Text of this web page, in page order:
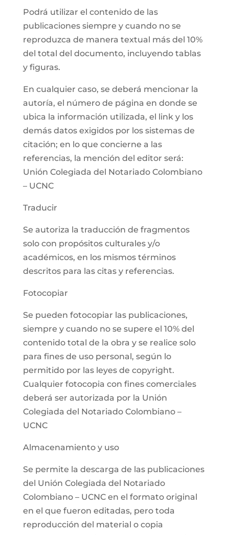
Podrá utilizar el contenido de las
publicaciones siempre y cuando no se
reproduzca de manera textual más del 10%
del total del documento, incluyendo tablas
y figuras.
En cualquier caso, se deberá mencionar la
autoría, el número de página en donde se
ubica la información utilizada, el link y los
demás datos exigidos por los sistemas de
citación; en lo que concierne a las
referencias, la mención del editor será:
Unión Colegiada del Notariado Colombiano
– UCNC
Traducir
Se autoriza la traducción de fragmentos
solo con propósitos culturales y/o
académicos, en los mismos términos
descritos para las citas y referencias.
Fotocopiar
Se pueden fotocopiar las publicaciones,
siempre y cuando no se supere el 10% del
contenido total de la obra y se realice solo
para fines de uso personal, según lo
permitido por las leyes de copyright.
Cualquier fotocopia con fines comerciales
deberá ser autorizada por la Unión
Colegiada del Notariado Colombiano –
UCNC
Almacenamiento y uso
Se permite la descarga de las publicaciones
del Unión Colegiada del Notariado
Colombiano – UCNC en el formato original
en el que fueron editadas, pero toda
reproducción del material o copia